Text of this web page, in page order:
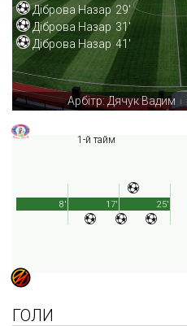
Діброва Назар 29'
Діброва Назар 31'
Діброва Назар 41'
Арбітр: Дячук Вадим
|
1-й тайм
25'
8' 17'
ГОЛИ